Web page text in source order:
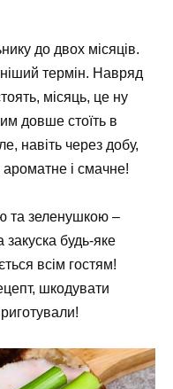
до двох місяців.
термін. Навряд
місяць, це ну
довше стоїть в
навіть через добу,
і смачне!
та зеленушкою –
закуска будь-яке
всім гостям!
шкодувати